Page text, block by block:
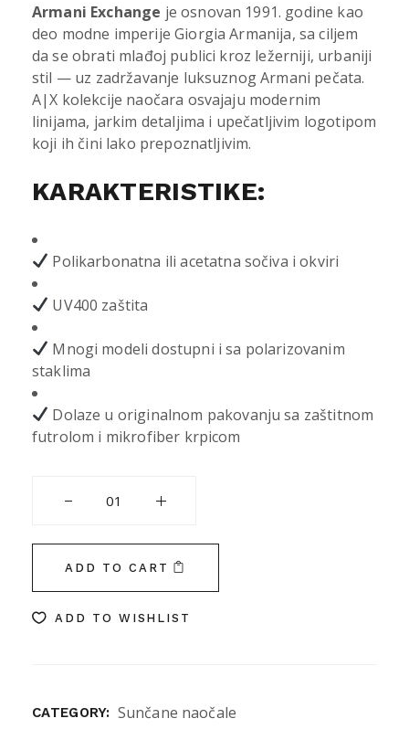
Armani Exchange je osnovan 1991. godine kao
deo modne imperije Giorgia Armanija, sa ciljem
da se obrati mlađoj publici kroz ležerniji, urbaniji
stil — uz zadržavanje luksuznog Armani pečata.
A|X kolekcije naočara osvajaju modernim
linijama, jarkim detaljima i upečatljivim logotipom
koji ih čini lako prepoznatljivim.
KARAKTERISTIKE:
Polikarbonatna ili acetatna sočiva i okviri
UV400 zaštita
Mnogi modeli dostupni i sa polarizovanim
staklima
Dolaze u originalnom pakovanju sa zaštitnom
futrolom i mikrofiber krpicom
ADD TO CART
ADD TO WISHLIST
CATEGORY: Sunčane naočale